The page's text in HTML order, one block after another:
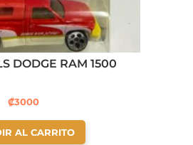
DODGE RAM 1500
₡3000
AL CARRITO